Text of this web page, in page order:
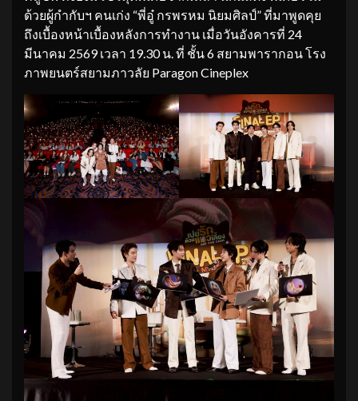
ด้วยผู้กำกับฯ คนเก่ง “พี่อู๋ กรพรหม นิยมศิลป์” ที่มาพูดคุย
ถึงเบื้องหน้าเบื้องหลังการทำงาน เมื่อวันอังคารที่ 24
มีนาคม 2569 เวลา 19.30 น. ที่ ชั้น 6 สยามพารากอน โรง
ภาพยนตร์สยามภาวลัย Paragon Cineplex